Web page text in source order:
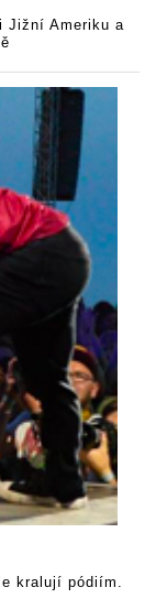
Jižní Ameriku a
kralují pódiím.